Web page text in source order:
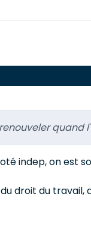
quand
indep, on est
droit du travail,